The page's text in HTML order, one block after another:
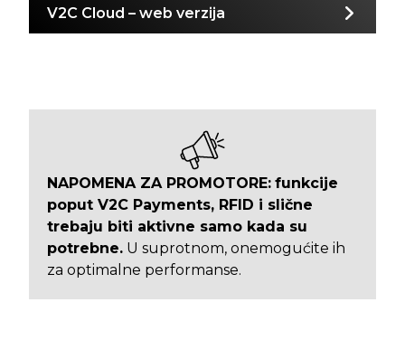
V2C Cloud – web verzija
NAPOMENA ZA PROMOTORE: funkcije
poput V2C Payments, RFID i slične
trebaju biti aktivne samo kada su
potrebne. U suprotnom, onemogućite ih
za optimalne performanse.